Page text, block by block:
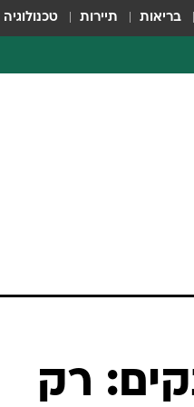
בריאות תיירות טכנולוגיה
רק